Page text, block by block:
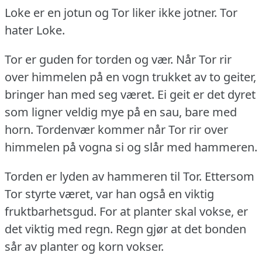
Loke er en jotun og Tor liker ikke jotner. Tor
hater Loke.
Tor er guden for torden og vær. Når Tor rir
over himmelen på en vogn trukket av to geiter,
bringer han med seg været. Ei geit er det dyret
som ligner veldig mye på en sau, bare med
horn. Tordenvær kommer når Tor rir over
himmelen på vogna si og slår med hammeren.
Torden er lyden av hammeren til Tor. Ettersom
Tor styrte været, var han også en viktig
fruktbarhetsgud. For at planter skal vokse, er
det viktig med regn. Regn gjør at det bonden
sår av planter og korn vokser.